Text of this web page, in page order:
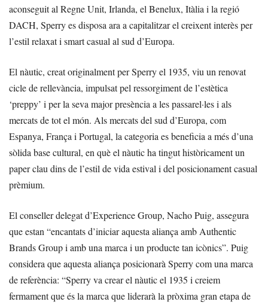
aconseguit al Regne Unit, Irlanda, el Benelux, Itàlia i la regió
DACH, Sperry es disposa ara a capitalitzar el creixent interès per
l’estil relaxat i smart casual al sud d’Europa.
El nàutic, creat originalment per Sperry el 1935, viu un renovat
cicle de rellevància, impulsat pel ressorgiment de l’estètica
‘preppy’ i per la seva major presència a les passarel·les i als
mercats de tot el món. Als mercats del sud d’Europa, com
Espanya, França i Portugal, la categoria es beneficia a més d’una
sòlida base cultural, en què el nàutic ha tingut històricament un
paper clau dins de l’estil de vida estival i del posicionament casual
prèmium.
El conseller delegat d’Experience Group, Nacho Puig, assegura
que estan “encantats d’iniciar aquesta aliança amb Authentic
Brands Group i amb una marca i un producte tan icònics”. Puig
considera que aquesta aliança posicionarà Sperry com una marca
de referència: “Sperry va crear el nàutic el 1935 i creiem
fermament que és la marca que liderarà la pròxima gran etapa de